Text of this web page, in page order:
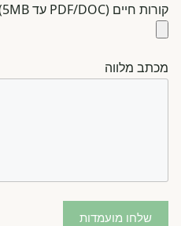
קורות חיים (PDF/DOC עד 5MB)
מכתב מלווה
שלחו מועמדות